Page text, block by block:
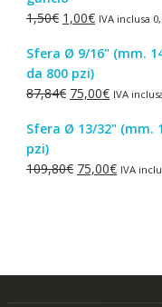
4,30€.2,50€.
1,50€ Il
originale
era:
1,50€.
1,00€Il
attuale
è:
1,00€.
IVA inclusa
Sfera Ø 9/16" (mm.
da 800 pzi)
87,84€ Il
originale
87,84€.
75,00€Il
attuale
75,00€.
IVA
Sfera Ø 13/32" (mm.
pzi)
109,80€ Il
75,00€IlIVA